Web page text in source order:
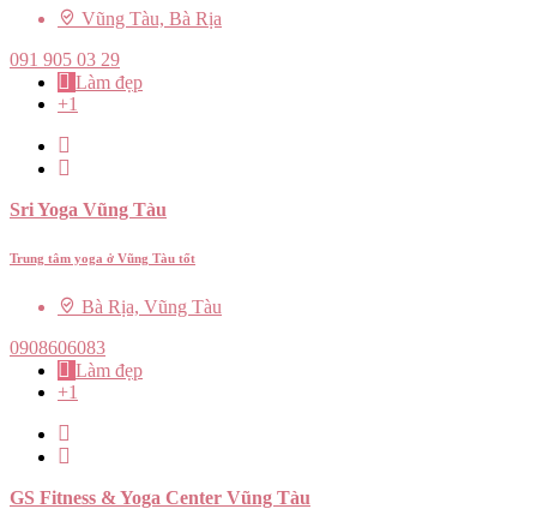
Vũng Tàu, Bà Rịa
091 905 03 29
Làm đẹp
+1
Sri Yoga Vũng Tàu
Trung tâm yoga ở Vũng Tàu tốt
Bà Rịa, Vũng Tàu
0908606083
Làm đẹp
+1
GS Fitness & Yoga Center Vũng Tàu